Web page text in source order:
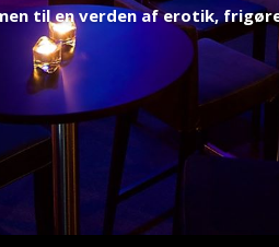
til en verden af erotik,